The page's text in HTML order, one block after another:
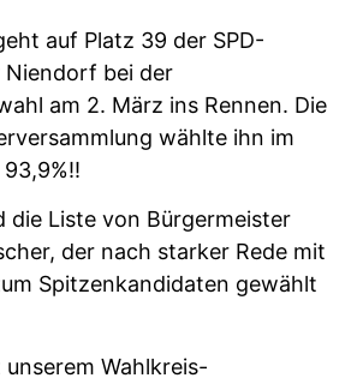
auf Platz 39 der SPD-
Niendorf bei der
am 2. März ins Rennen. Die
wählte ihn im
die Liste von Bürgermeister
der nach starker Rede mit
Spitzenkandidaten gewählt
Wahlkreis-